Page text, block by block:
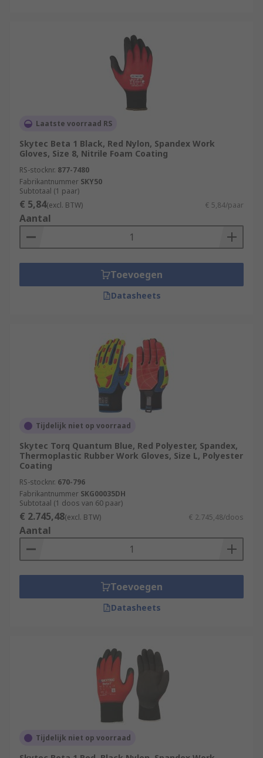
Laatste voorraad RS
Skytec Beta 1 Black, Red Nylon, Spandex Work
Gloves, Size 8, Nitrile Foam Coating
RS-stocknr. 877-7480
Fabrikantnummer SKY50
Subtotaal (1 paar)
€ 5,84(excl. BTW) € 5,84/paar
Aantal
Toevoegen
Datasheets
Tijdelijk niet op voorraad
Skytec Torq Quantum Blue, Red Polyester, Spandex,
Thermoplastic Rubber Work Gloves, Size L, Polyester
Coating
RS-stocknr. 670-796
Fabrikantnummer SKG00035DH
Subtotaal (1 doos van 60 paar)
€ 2.745,48(excl. BTW) € 2.745,48/doos
Aantal
Toevoegen
Datasheets
Tijdelijk niet op voorraad